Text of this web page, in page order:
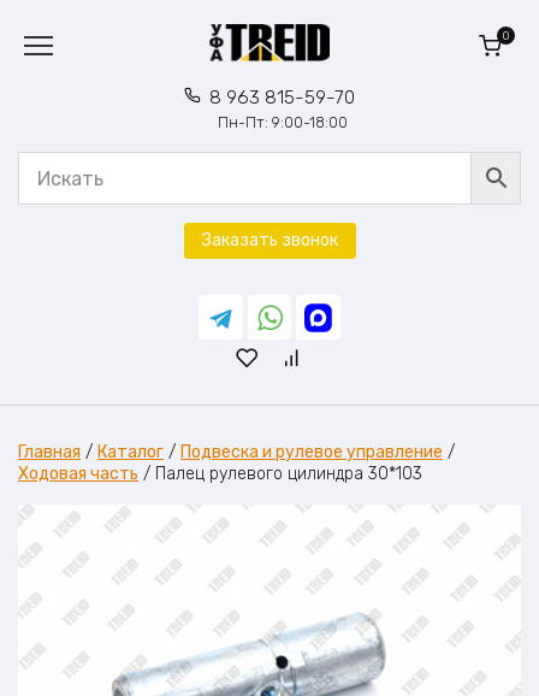
содержанию
8 963 815-59-70
Пн-Пт: 9:00-18:00
0
Заказать звонок
Главная / Каталог / Подвеска и рулевое управление /
Ходовая часть / Палец рулевого цилиндра 30*103